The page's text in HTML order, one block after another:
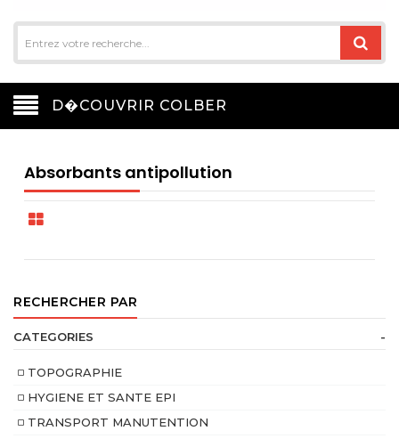
D�COUVRIR COLBER
Absorbants antipollution
RECHERCHER PAR
CATEGORIES -
TOPOGRAPHIE
HYGIENE ET SANTE EPI
TRANSPORT MANUTENTION